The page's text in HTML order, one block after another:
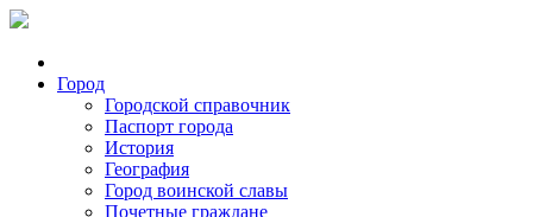
Город
Городской справочник
Паспорт города
История
География
Город воинской славы
Почетные граждане